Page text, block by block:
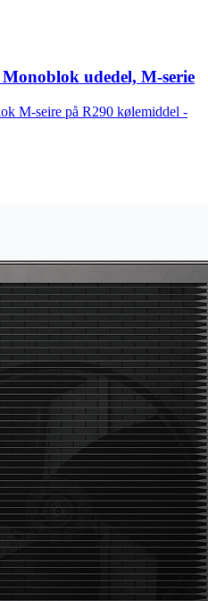
udedel, M-serie
M-seire på R290 kølemiddel -